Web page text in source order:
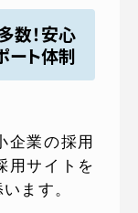
数！安心
ート体制
企業の採用
用サイトを
ます。